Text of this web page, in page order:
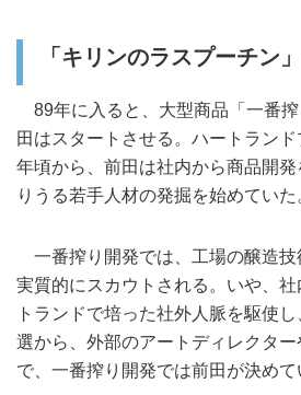
「キリンのラスプーチン
89年に入ると、大型商品「一番
田はスタートさせる。ハートラン
年頃から、前田は社内から商品開
りうる若手人材の発掘を始めていた
一番搾り開発では、工場の醸造
実質的にスカウトされる。いや、
トランドで培った社外人脈を駆使
選から、外部のアートディレクター
で、一番搾り開発では前田が決めて